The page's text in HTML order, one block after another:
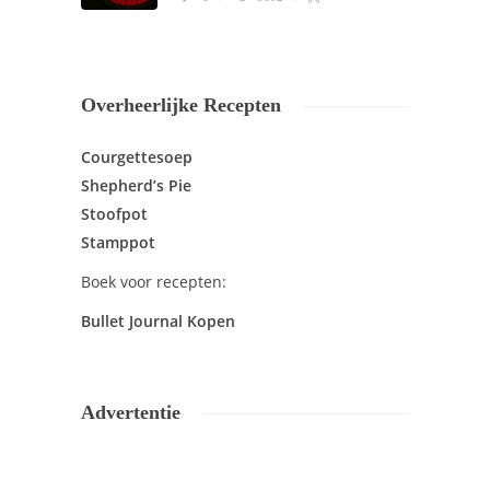
Overheerlijke Recepten
Courgettesoep
Shepherd’s Pie
Stoofpot
Stamppot
Boek voor recepten:
Bullet Journal Kopen
Advertentie